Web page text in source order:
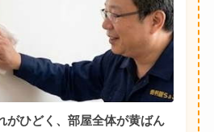
がひどく、部屋全体が黄ばん